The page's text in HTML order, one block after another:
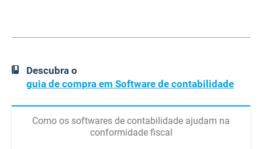
Descubra o
guia de compra em Software de contabilidade
Como os softwares de contabilidade ajudam na
conformidade fiscal